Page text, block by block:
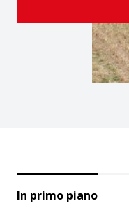
In primo piano